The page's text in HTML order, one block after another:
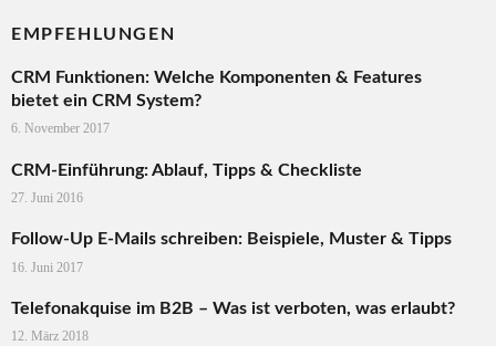
EMPFEHLUNGEN
CRM Funktionen: Welche Komponenten & Features
bietet ein CRM System?
6. November 2017
CRM-Einführung: Ablauf, Tipps & Checkliste
27. Juni 2016
Follow-Up E-Mails schreiben: Beispiele, Muster & Tipps
16. Juni 2017
Telefonakquise im B2B – Was ist verboten, was erlaubt?
12. März 2018